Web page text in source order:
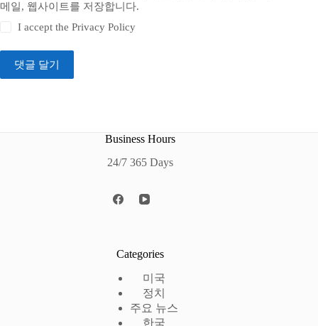
메일, 웹사이트를 저장합니다.
I accept thePrivacy Policy
댓글 달기
Business Hours
24/7 365 Days
Categories
미국
정치
주요 뉴스
한국